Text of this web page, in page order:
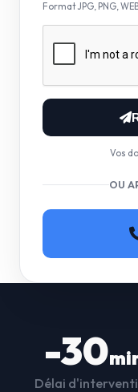
Format JPG, PNG,
Vos
OU
-30
Délai